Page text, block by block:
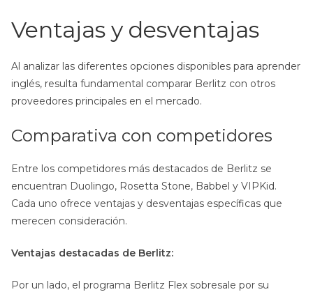
Ventajas y desventajas
Al analizar las diferentes opciones disponibles para aprender
inglés, resulta fundamental comparar Berlitz con otros
proveedores principales en el mercado.
Comparativa con competidores
Entre los competidores más destacados de Berlitz se
encuentran Duolingo, Rosetta Stone, Babbel y VIPKid.
Cada uno ofrece ventajas y desventajas específicas que
merecen consideración.
Ventajas destacadas de Berlitz:
Por un lado, el programa Berlitz Flex sobresale por su